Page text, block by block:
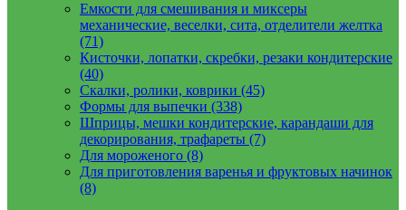
Емкости для смешивания и миксеры
механические, веселки, сита, отделители желтка
(71)
Кисточки, лопатки, скребки, резаки кондитерские
(40)
Скалки, ролики, коврики (45)
Формы для выпечки (338)
Шприцы, мешки кондитерские, карандаши для
декорирования, трафареты (7)
Для мороженого (8)
Для приготовления варенья и фруктовых начинок
(8)